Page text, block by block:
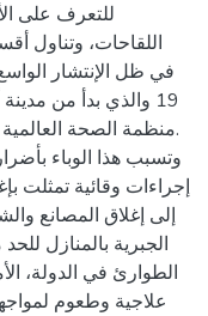
للتعرف على
اللقاحات، وتناول
في ظل الإنتشار
وتسبب هذا الوباء
إجراءات وقائية تمثلت
إلى إغلاق المصانع
الجبرية بالمنازل
الطوارئ في الدولة،
علاجية وطعوم